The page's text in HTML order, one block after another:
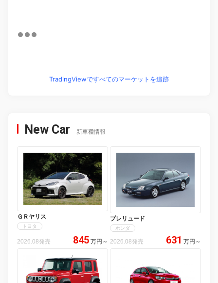
TradingViewですべてのマーケットを追跡
New Car 新車種情報
ＧＲヤリス
トヨタ
2026.08発売 845 万円 ～
プレリュード
ホンダ
2026.08発売 631 万円 ～